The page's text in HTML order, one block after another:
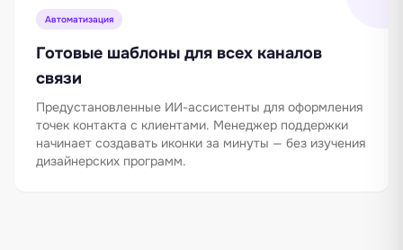
Автоматизация
Готовые шаблоны для всех каналов
связи
Предустановленные ИИ-ассистенты для оформления
точек контакта с клиентами. Менеджер поддержки
начинает создавать иконки за минуты — без изучения
дизайнерских программ.